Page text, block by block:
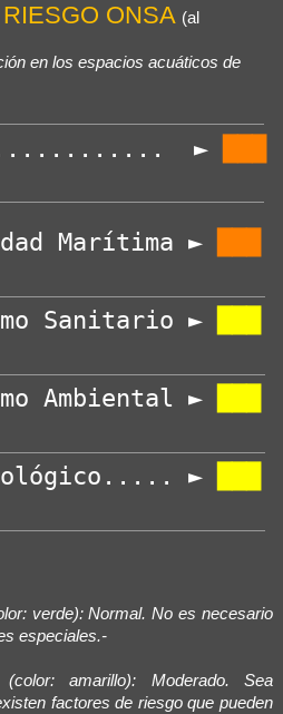
ONSA (al
en los espacios acuáticos de
............  ►
Marítima ►
Sanitario ►
Ambiental ►
►
verde): Normal. No es necesario
especiales.-
amarillo): Moderado. Sea
factores de riesgo que pueden